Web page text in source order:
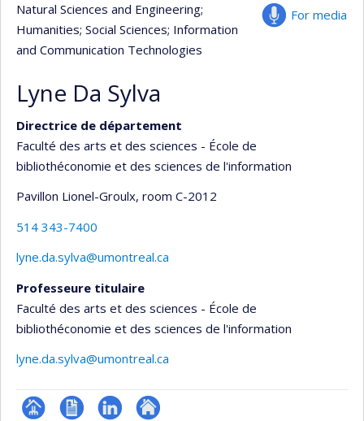
For media
Natural Sciences and Engineering;
Humanities; Social Sciences; Information
and Communication Technologies
Lyne Da Sylva
Directrice de département
Faculté des arts et des sciences - École de
bibliothéconomie et des sciences de l'information
Pavillon Lionel-Groulx, room C-2012
514 343-7400
lyne.da.sylva@umontreal.ca
Professeure titulaire
Faculté des arts et des sciences - École de
bibliothéconomie et des sciences de l'information
lyne.da.sylva@umontreal.ca